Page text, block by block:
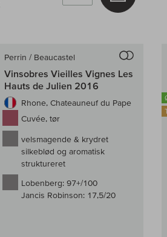
Perrin / Beaucastel
Vinsobres Vieilles Vignes Les
Hauts de Julien 2016
Rhone, Chateauneuf du Pape
Cuvée, tør
velsmagende & krydret
silkeblød og aromatisk
struktureret
Lobenberg: 97+/100
Jancis Robinson: 17,5/20